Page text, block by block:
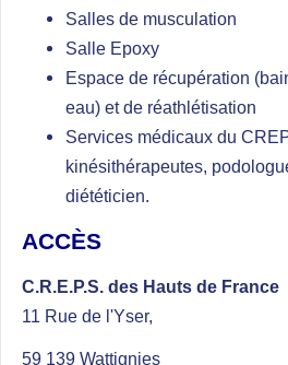
Salles de musculation
Salle Epoxy
Espace de récupération
eau) et de réathlétisation
Services médicaux du
kinésithérapeutes,
diététicien.
ACCÈS
C.R.E.P.S. des Hauts de France
11 Rue de l'Yser,
59 139 Wattignies